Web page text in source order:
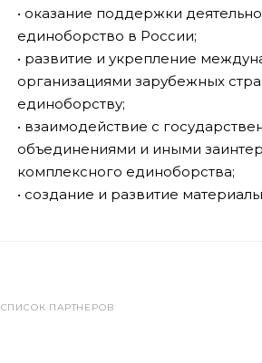
• оказание поддержки
единоборство в России;
• развитие и укрепление
организациями зарубежных
единоборству;
• взаимодействие с
объединениями и иными
комплексного единоборства;
• создание и развитие
СПИСОК ПАРТНЕРОВ